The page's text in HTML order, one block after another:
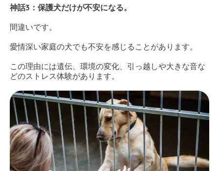
神話3：保護犬だけが不安になる。
間違いです。
愛情深い家庭の犬でも不安を感じることがあります。
この理由には遺伝、環境の変化、引っ越しや大きな音な
どのストレス体験があります。